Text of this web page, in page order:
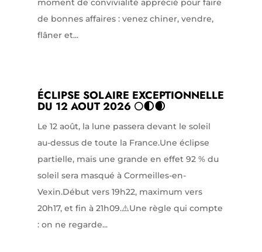
moment de convivialité apprécié pour faire
de bonnes affaires : venez chiner, vendre,
flâner et...
ÉCLIPSE SOLAIRE EXCEPTIONNELLE
DU 12 AOUT 2026 🌕🌓🌒
Le 12 août, la lune passera devant le soleil
au-dessus de toute la France.Une éclipse
partielle, mais une grande en effet 92 % du
soleil sera masqué à Cormeilles-en-
Vexin.Début vers 19h22, maximum vers
20h17, et fin à 21h09.⚠️Une règle qui compte
: on ne regarde...